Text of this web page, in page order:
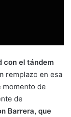
con el tándem
remplazo en esa
momento de
de
Barrera, que